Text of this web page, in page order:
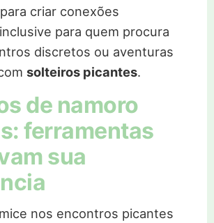
criar conexões
para quem procura
discretos ou aventuras
solteiros picantes.
de namoro
ferramentas
sua
nos encontros picantes